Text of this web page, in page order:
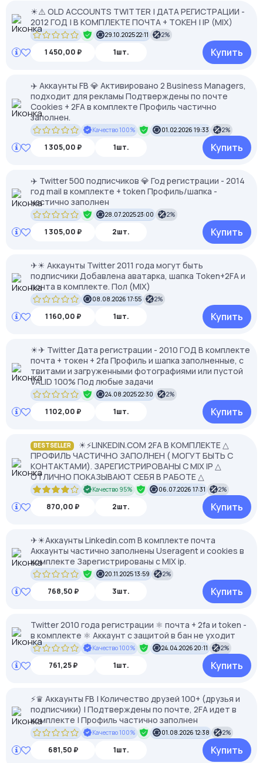
☀⚠️ OLD ACCOUNTS TWITTER | ДАТА РЕГИСТРАЦИИ -
2012 ГОД | В КОМПЛЕКТЕ ПОЧТА + ТОКЕН | IP (MIX)
29.10.2025 22:11 2%
1 450,00 ₽ 1шт. Купить
✈️ Аккаунты FB 💎 Активировано 2 Business Managers,
подходит для рекламы Подтверждены по почте
Cookies + 2FA в комплекте Профиль частично
заполнен.
Качество 100% 01.02.2026 19:33 2%
1 305,00 ₽ 1шт. Купить
✈️ Twitter 500 подписчиков 💎 Год регистрации - 2014
год mail в комплекте + token Профиль/шапка -
частично заполнен
28.07.2025 23:00 2%
1 305,00 ₽ 2шт. Купить
✈☀ Аккаунты Twitter 2011 года могут быть
подписчики Добавлена аватарка, шапка Token+2FA и
почта в комплекте. Пол (MIX)
08.08.2026 17:55 2%
1 160,00 ₽ 1шт. Купить
☀✈ Twitter Дата регистрации - 2010 ГОД В комплекте
почта + токен + 2fa Профиль и шапка заполненные, с
твитами и загруженными фотографиями или пустой
VALID 100% Под любые задачи
24.08.2025 22:30 2%
1 102,00 ₽ 1шт. Купить
BESTSELLER
☀⚡️LINKEDIN.COM 2FA В КОМПЛЕКТЕ △
ПРОФИЛЬ ЧАСТИЧНО ЗАПОЛНЕН ( МОГУТ БЫТЬ С
КОНТАКТАМИ). ЗАРЕГИСТРИРОВАНЫ С MIX IP △
ОТЛИЧНО ПОКАЗЫВАЮТ СЕБЯ В РАБОТЕ △
Качество 95% 06.07.2026 17:31 2%
870,00 ₽ 2шт. Купить
✈☀Аккаунты Linkedin.com В комплекте почта
Аккаунты частично заполнены Useragent и сookies в
комплекте Зарегистрированы с MIX ip.
20.11.2025 13:59 2%
768,50 ₽ 3шт. Купить
Twitter 2010 года регистрации ⚛️ почта + 2fa и token -
в комплекте ⚛️ Аккаунт с защитой в бан не уходит
Качество 100% 24.04.2026 20:11 2%
761,25 ₽ 1шт. Купить
⚡️♛ Аккаунты FB | Количество друзей 100+ (друзья и
подписчики) | Подтверждены по почте, 2FA идет в
комплекте | Профиль частично заполнен
Качество 100% 01.08.2026 12:38 2%
681,50 ₽ 1шт. Купить